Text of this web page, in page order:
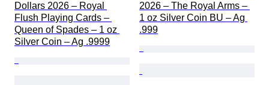
Dollars 2026 – Royal
Flush Playing Cards –
Queen of Spades – 1 oz
Silver Coin – Ag .9999
2026 – The Royal Arms –
1 oz Silver Coin BU – Ag
.999